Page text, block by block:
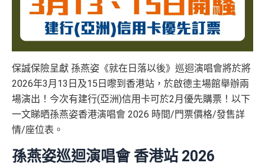
保誠保險呈獻 孫燕姿《就在日落以後》巡迴演唱會將於將
2026年3月13日及15日嚟到香港站，於啟德主場館舉辦兩
場演出！今次有建行(亞洲)信用卡可於2月優先購票！ 以下
一文睇晒孫燕姿香港演唱會 2026 時間/門票價格/發售詳
情/座位表。
孫燕姿巡迴演唱會 香港站 2026